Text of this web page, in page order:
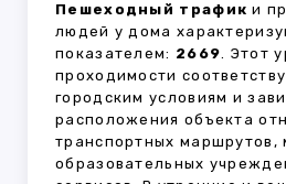
Пешеходный трафик и
людей у дома
показателем: 2669. Этот
проходимости
городским условиям и
расположения объекта
транспортных маршрутов,
образовательных